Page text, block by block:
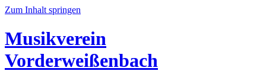
Zum Inhalt springen
Musikverein
Vorderweißenbach